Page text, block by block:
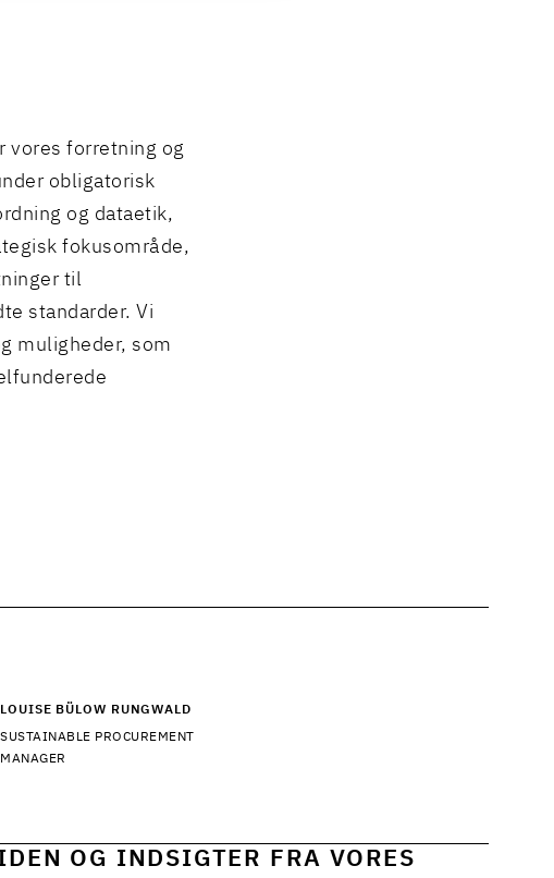
vores forretning og
obligatorisk
og dataetik,
fokusområde,
til
standarder. Vi
muligheder, som
LOUISE BÜLOW RUNGWALD
SUSTAINABLE PROCUREMENT
MANAGER
OG INDSIGTER FRA VORES